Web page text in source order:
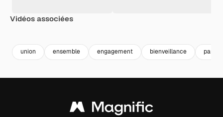
Vidéos associées
union ensemble engagement bienveillance